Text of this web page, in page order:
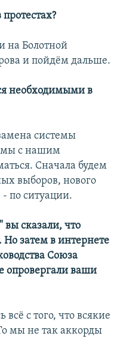
на Болотной
и пойдём дальше.
необходимыми в
системы
мы с нашим
Сначала будем
выборов, нового
по ситуации.
вы сказали, что
Но затем в интернете
Союза
опровергали ваши
всё с того, что всякие
мы не так аккорды